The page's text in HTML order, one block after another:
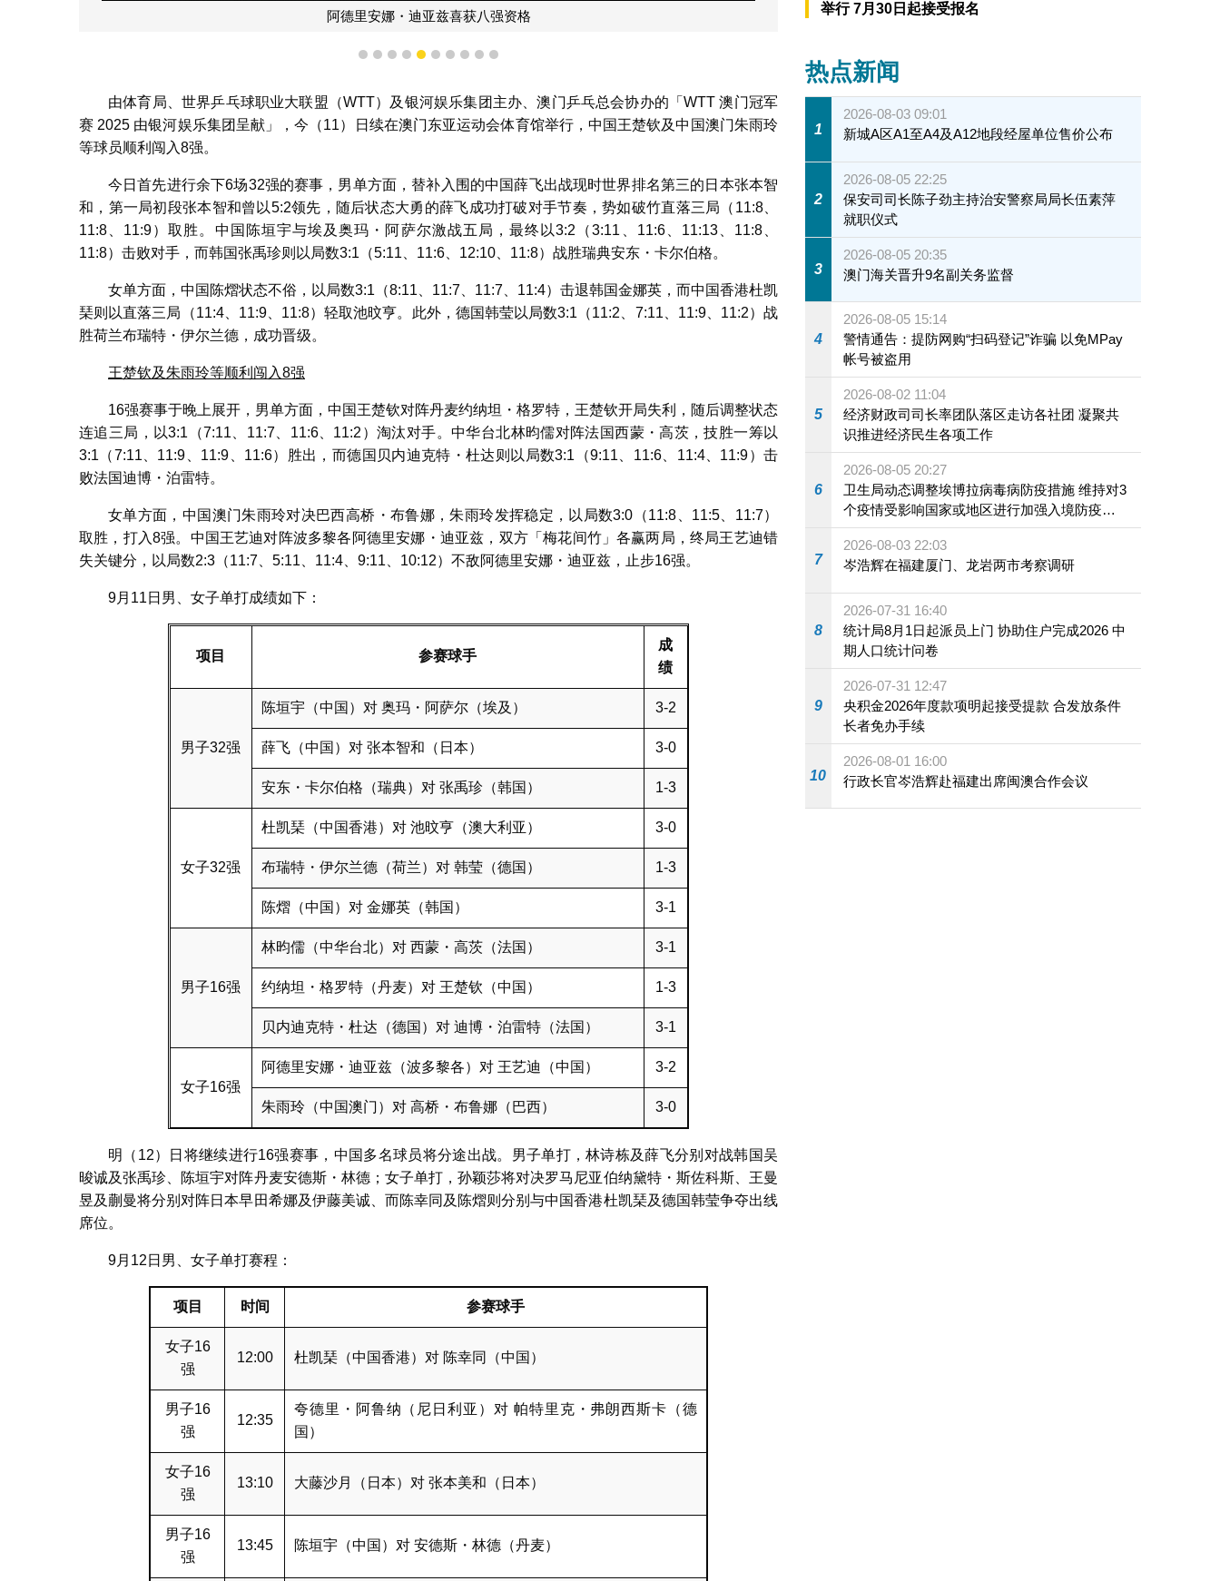
阿德里安娜・迪亚兹喜获八强资格
1 2 3 4 5 6 7 8 9 10
由体育局、世界乒乓球职业大联盟（WTT）及银河娱乐集团主办、澳门乒乓总会协办的「WTT 澳门冠军
赛 2025 由银河娱乐集团呈献」，今（11）日续在澳门东亚运动会体育馆举行，中国王楚钦及中国澳门朱雨玲
等球员顺利闯入8强。
今日首先进行余下6场32强的赛事，男单方面，替补入围的中国薛飞出战现时世界排名第三的日本张本智
和，第一局初段张本智和曾以5:2领先，随后状态大勇的薛飞成功打破对手节奏，势如破竹直落三局（11:8、
11:8、11:9）取胜。中国陈垣宇与埃及奥玛・阿萨尔激战五局，最终以3:2（3:11、11:6、11:13、11:8、
11:8）击败对手，而韩国张禹珍则以局数3:1（5:11、11:6、12:10、11:8）战胜瑞典安东・卡尔伯格。
女单方面，中国陈熠状态不俗，以局数3:1（8:11、11:7、11:7、11:4）击退韩国金娜英，而中国香港杜凯
琹则以直落三局（11:4、11:9、11:8）轻取池旼亨。此外，德国韩莹以局数3:1（11:2、7:11、11:9、11:2）战
胜荷兰布瑞特・伊尔兰德，成功晋级。
王楚钦及朱雨玲等顺利闯入8强
16强赛事于晚上展开，男单方面，中国王楚钦对阵丹麦约纳坦・格罗特，王楚钦开局失利，随后调整状态
连追三局，以3:1（7:11、11:7、11:6、11:2）淘汰对手。中华台北林昀儒对阵法国西蒙・高茨，技胜一筹以
3:1（7:11、11:9、11:9、11:6）胜出，而德国贝内迪克特・杜达则以局数3:1（9:11、11:6、11:4、11:9）击
败法国迪博・泊雷特。
女单方面，中国澳门朱雨玲对决巴西高桥・布鲁娜，朱雨玲发挥稳定，以局数3:0（11:8、11:5、11:7）
取胜，打入8强。中国王艺迪对阵波多黎各阿德里安娜・迪亚兹，双方「梅花间竹」各赢两局，终局王艺迪错
失关键分，以局数2:3（11:7、5:11、11:4、9:11、10:12）不敌阿德里安娜・迪亚兹，止步16强。
9月11日男、女子单打成绩如下：
项目 参赛球手
成
绩
男子32强
陈垣宇（中国）对 奥玛・阿萨尔（埃及） 3-2
薛飞（中国）对 张本智和（日本） 3-0
安东・卡尔伯格（瑞典）对 张禹珍（韩国） 1-3
女子32强
杜凯琹（中国香港）对 池旼亨（澳大利亚） 3-0
布瑞特・伊尔兰德（荷兰）对 韩莹（德国） 1-3
陈熠（中国）对 金娜英（韩国） 3-1
男子16强
林昀儒（中华台北）对 西蒙・高茨（法国） 3-1
约纳坦・格罗特（丹麦）对 王楚钦（中国） 1-3
贝内迪克特・杜达（德国）对 迪博・泊雷特（法国） 3-1
女子16强
阿德里安娜・迪亚兹（波多黎各）对 王艺迪（中国） 3-2
朱雨玲（中国澳门）对 高桥・布鲁娜（巴西） 3-0
明（12）日将继续进行16强赛事，中国多名球员将分途出战。男子单打，林诗栋及薛飞分别对战韩国吴
晙诚及张禹珍、陈垣宇对阵丹麦安德斯・林德；女子单打，孙颖莎将对决罗马尼亚伯纳黛特・斯佐科斯、王曼
昱及蒯曼将分别对阵日本早田希娜及伊藤美诚、而陈幸同及陈熠则分别与中国香港杜凯琹及德国韩莹争夺出线
席位。
9月12日男、女子单打赛程：
项目 时间 参赛球手
女子16
强
12:00 杜凯琹（中国香港）对 陈幸同（中国）
男子16
强
12:35
夸德里・阿鲁纳（尼日利亚）对 帕特里克・弗朗西斯卡（德
国）
女子16
强
13:10 大藤沙月（日本）对 张本美和（日本）
男子16
强
13:45 陈垣宇（中国）对 安德斯・林德（丹麦）
举行 7月30日起接受报名
热点新闻
1
2026-08-03 09:01
新城A区A1至A4及A12地段经屋单位售价公布
2
2026-08-05 22:25
保安司司长陈子劲主持治安警察局局长伍素萍
就职仪式
3
2026-08-05 20:35
澳门海关晋升9名副关务监督
4
2026-08-05 15:14
警情通告：提防网购“扫码登记”诈骗 以免MPay
帐号被盗用
5
2026-08-02 11:04
经济财政司司长率团队落区走访各社团 凝聚共
识推进经济民生各项工作
6
2026-08-05 20:27
卫生局动态调整埃博拉病毒病防疫措施 维持对3
个疫情受影响国家或地区进行加强入境防疫措
施
7
2026-08-03 22:03
岑浩辉在福建厦门、龙岩两市考察调研
8
2026-07-31 16:40
统计局8月1日起派员上门 协助住户完成2026 中
期人口统计问卷
9
2026-07-31 12:47
央积金2026年度款项明起接受提款 合发放条件
长者免办手续
10
2026-08-01 16:00
行政长官岑浩辉赴福建出席闽澳合作会议